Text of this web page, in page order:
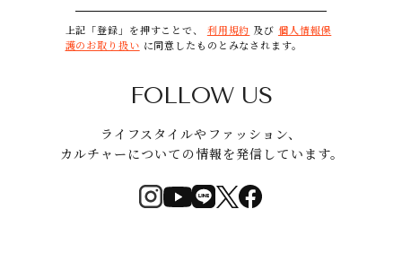
上記「登録」を押すことで、 利用規約 及び 個人情報保
護のお取り扱い に同意したものとみなされます。
FOLLOW US
ライフスタイルやファッション、
カルチャーについての情報を発信しています。